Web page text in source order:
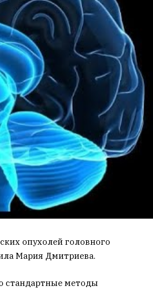
опухолей головного
Мария Дмитриева.
стандартные методы